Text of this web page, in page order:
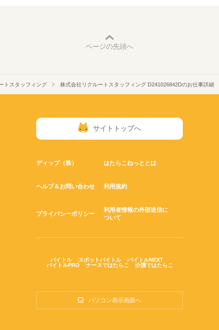
ページの先頭へ
トスタッフィング 株式会社リクルートスタッフィング D241026842Dのお仕事詳細
サイトトップへ
ディップ（株） はたらこねっととは
ヘルプ＆お問い合わせ 利用規約
プライバシーポリシー
利用者情報の外部送信に
ついて
バイトル スポットバイトル
バイトルNEXT
バイトルPRO
ナースではたらこ 介護ではたらこ
パソコン表示画面へ